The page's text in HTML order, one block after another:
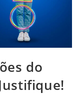
do